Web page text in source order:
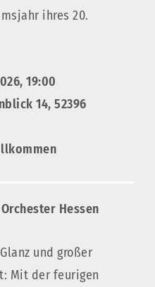
ihres 20.
19:00
14, 52396
n
Hessen
und großer
Mit der feurigen